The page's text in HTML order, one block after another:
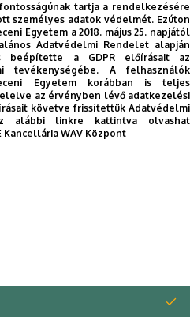
Munkahely (szervezeti egység),
igénylése a DE
tartja a rendelkezésére
személyes adatok védelmét. Ezúton
Egyetem a 2018. május 25. napjától
Adatvédelmi Rendelet alapján
beépítette a GDPR előírásait az
tevékenységébe. A felhasználók
Egyetem korábban is teljes
az érvényben lévő adatkezelési
követve frissítettük Adatvédelmi
alábbi linkre kattintva olvashat
Kancellária WAV Központ